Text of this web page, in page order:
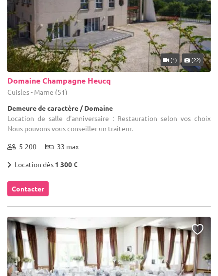
(1) (22)
Domaine Champagne Heucq
Cuisles - Marne (51)
Demeure de caractère / Domaine
Location de salle d'anniversaire : Restauration selon vos choix
Nous pouvons vous conseiller un traiteur.
5-200 33 max
Location dès 1 300 €
Contacter